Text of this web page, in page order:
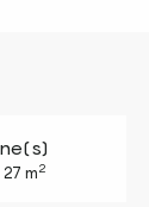
27 m2